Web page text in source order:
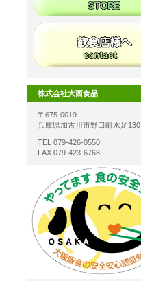
株式会社大西食品
〒675-0019
兵庫県加古川市野口町水足130
TEL 079-426-0550
FAX 079-423-6768